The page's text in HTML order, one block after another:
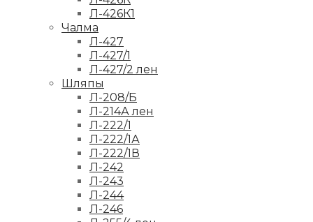
Л-426К1
Чалма
Л-427
Л-427/1
Л-427/2 лен
Шляпы
Л-208/Б
Л-214А лен
Л-222/1
Л-222/1А
Л-222/1В
Л-242
Л-243
Л-244
Л-246